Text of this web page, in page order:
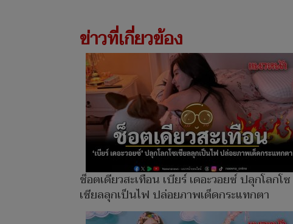
ข่าวที่เกี่ยวข้อง
ช็อตเดียวสะเทือน เบียร์ เดอะวอยซ์ ปลุกโลกโซ
เชียลลุกเป็นไฟ ปล่อยภาพเด็ดกระแทกตา